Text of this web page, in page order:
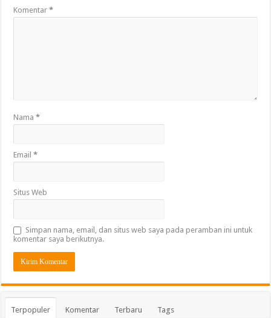
Komentar*
Nama*
Email*
Situs Web
Simpan nama, email, dan situs web saya pada peramban ini untuk
komentar saya berikutnya.
Terpopuler Komentar Terbaru Tags